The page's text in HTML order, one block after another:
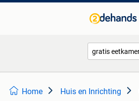
Home Huis en Inrichting